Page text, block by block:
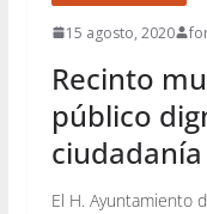
15 agosto, 2020
Recinto
público
ciudadanía
El H. Ayuntamiento